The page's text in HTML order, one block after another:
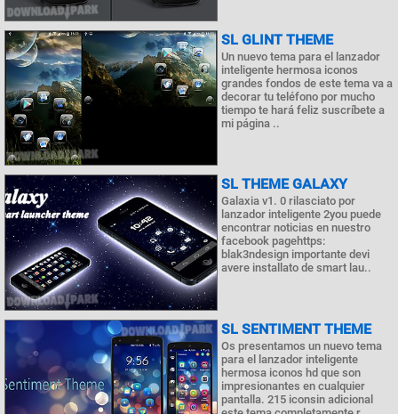
SL GLINT THEME
Un nuevo tema para el lanzador
inteligente hermosa iconos
grandes fondos de este tema va a
decorar tu teléfono por mucho
tiempo te hará feliz suscríbete a
mi página ..
SL THEME GALAXY
Galaxia v1. 0 rilasciato por
lanzador inteligente 2you puede
encontrar noticias en nuestro
facebook pagehttps:
blak3ndesign importante devi
avere installato de smart lau..
SL SENTIMENT THEME
Os presentamos un nuevo tema
para el lanzador inteligente
hermosa iconos hd que son
impresionantes en cualquier
pantalla. 215 iconsin adicional